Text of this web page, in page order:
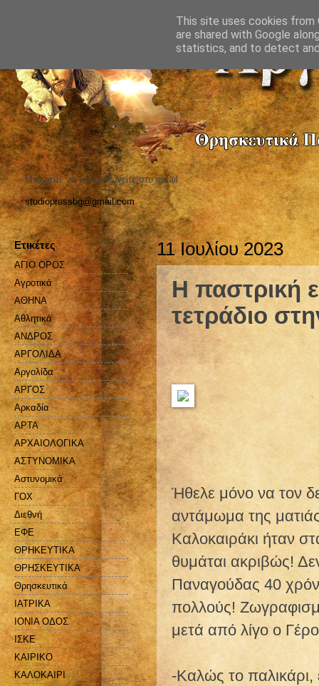
Μπορείτε να επικοινωνείτε στο email
studiopressbg@gmail.com
11 Ιουλίου 2023
Η παστρική
τετράδιο
Ήθελε μόνο να τον
αντάμωμα της
Καλοκαιράκι ήταν
θυμάται ακριβώς!
Παναγούδας 40
πολλούς!
μετά από λίγο ο
-Καλώς το παλικάρι,
Ετικέτες
ΑΓΙΟ ΟΡΟΣ
Αγροτικά
ΑΘΗΝΑ
Αθλητικά
ΑΝΔΡΟΣ
ΑΡΓΟΛΙΔΑ
Αργολίδα
ΑΡΓΟΣ
Αρκαδία
ΑΡΤΑ
ΑΡΧΑΙΟΛΟΓΙΚΑ
ΑΣΤΥΝΟΜΙΚΑ
Αστυνομικά
ΓΟΧ
Διεθνή
ΕΦΕ
ΘΡΗΚΕΥΤΙΚΑ
ΘΡΗΣΚΕΥΤΙΚΑ
Θρησκευτικά
ΙΑΤΡΙΚΑ
ΙΟΝΙΑ ΟΔΟΣ
ΙΣΚΕ
ΚΑΙΡΙΚΟ
ΚΑΛΟΚΑΙΡΙ
This site uses cookies from
are shared with Google
statistics, and to detect